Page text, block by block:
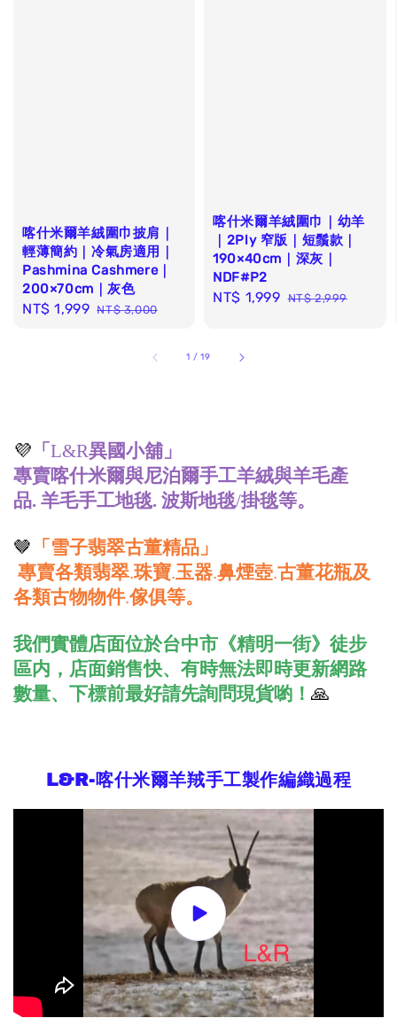
喀什米爾羊絨圍巾披肩｜
輕薄簡約｜冷氣房適用｜
Pashmina Cashmere｜
200×70cm｜灰色
Sale
NT$ 1,999 Regular
NT$ 3,000
喀什米爾羊絨圍巾｜幼羊
｜2Ply 窄版｜短鬚款｜
190×40cm｜深灰｜
NDF#P2
Sale
NT$ 1,999 Regular
NT$ 2,999
1 /19
💜 「L&R異國小舖」
專賣喀什米爾與尼泊爾手工羊絨與羊毛產
品. 羊毛手工地毯. 波斯地毯/掛毯等。
🤎 「雪子翡翠古董精品」
專賣各類翡翠.珠寶.玉器.鼻煙壺.古董花瓶及
各類古物物件.傢俱等。
我們實體店面位於台中市《精明一街》徒步
區内，店面銷售快、有時無法即時更新網路
數量、下標前最好請先詢問現貨喲！ 🙏
L&R-喀什米爾羊羢手工製作編織過程